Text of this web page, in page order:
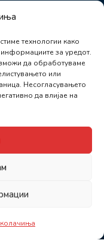
технологии како
за уредот.
да обработуваме
или
Несогласувањето
да влијае на